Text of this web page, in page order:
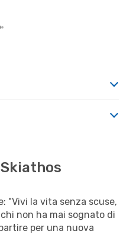
"Vivi la vita senza scuse,
non ha mai sognato di
per una nuova